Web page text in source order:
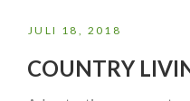
JULI 18, 2018
COUNTRY